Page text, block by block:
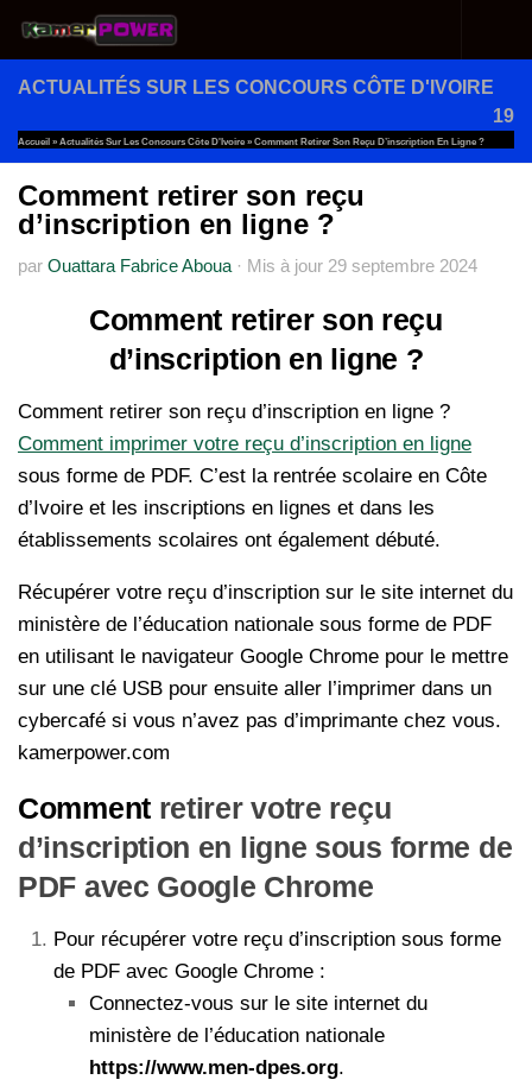
Au dessous du contenu
ACTUALITÉS SUR LES CONCOURS CÔTE D'IVOIRE
19
Accueil » Actualités Sur Les Concours Côte D'Ivoire » Comment Retirer Son Reçu D’inscription En Ligne ?
Comment retirer son reçu
d’inscription en ligne ?
par Ouattara Fabrice Aboua · Mis à jour 29 septembre 2024
Comment retirer son reçu
d’inscription en ligne ?
Comment retirer son reçu d’inscription en ligne ?
Comment imprimer votre reçu d’inscription en ligne
sous forme de PDF. C’est la rentrée scolaire en Côte
d’Ivoire et les inscriptions en lignes et dans les
établissements scolaires ont également débuté.
Récupérer votre reçu d’inscription sur le site internet du
ministère de l’éducation nationale sous forme de PDF
en utilisant le navigateur Google Chrome pour le mettre
sur une clé USB pour ensuite aller l’imprimer dans un
cybercafé si vous n’avez pas d’imprimante chez vous.
kamerpower.com
Commentretirer votre reçu
d’inscription en ligne sous forme de
PDF avec Google Chrome
Pour récupérer votre reçu d’inscription sous forme
de PDF avec Google Chrome :
Connectez-vous sur le site internet du
ministère de l’éducation nationale
https://www.men-dpes.org.